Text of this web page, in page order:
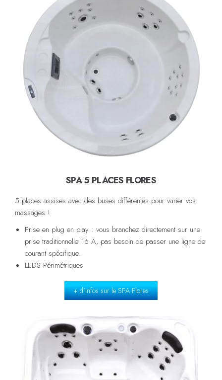
SPA 5 PLACES FLORES
5 places assises avec des buses différentes pour varier vos
massages !
Prise en plug en play : vous branchez directement sur une
prise traditionnelle 16 A, pas besoin de passer une ligne de
courant spécifique.
LEDS Périmétriques
+ d'infos sur le SPA Flores